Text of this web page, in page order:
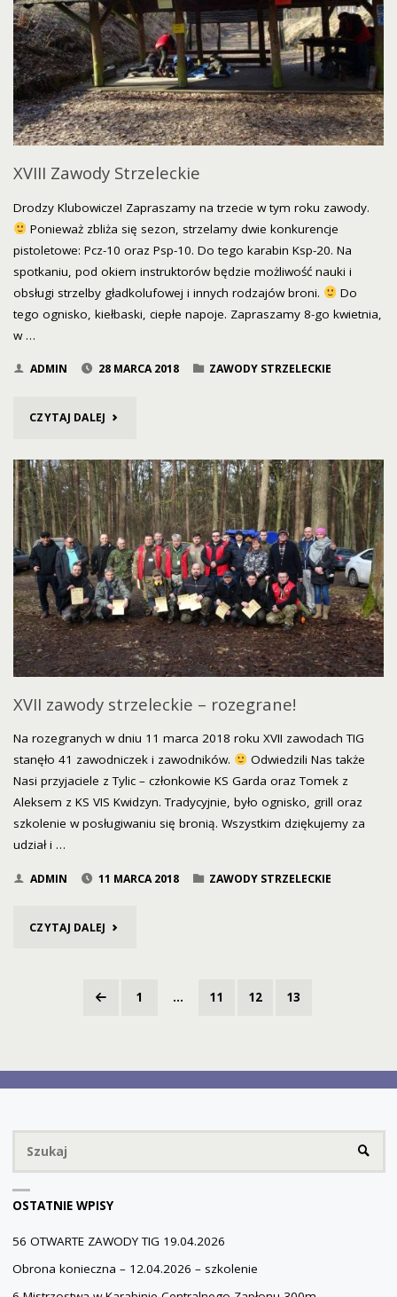
I
SĘDZIOWSKI!"
XVIII Zawody Strzeleckie
Drodzy Klubowicze! Zapraszamy na trzecie w tym roku zawody.
Ponieważ zbliża się sezon, strzelamy dwie konkurencje
pistoletowe: Pcz-10 oraz Psp-10. Do tego karabin Ksp-20. Na
spotkaniu, pod okiem instruktorów będzie możliwość nauki i
obsługi strzelby gładkolufowej i innych rodzajów broni.
Do
tego ognisko, kiełbaski, ciepłe napoje. Zapraszamy 8-go kwietnia,
w …
ADMIN 28 MARCA 2018 ZAWODY STRZELECKIE
CZYTAJ DALEJ "XVIII
STRZELECKIE"
XVII zawody strzeleckie – rozegrane!
Na rozegranych w dniu 11 marca 2018 roku XVII zawodach TIG
stanęło 41 zawodniczek i zawodników.
Odwiedzili Nas także
Nasi przyjaciele z Tylic – członkowie KS Garda oraz Tomek z
Aleksem z KS VIS Kwidzyn. Tradycyjnie, było ognisko, grill oraz
szkolenie w posługiwaniu się bronią. Wszystkim dziękujemy za
udział i …
ADMIN 11 MARCA 2018 ZAWODY STRZELECKIE
CZYTAJ DALEJ "XVII
STRZELECKIE
ROZEGRANE!"
wpisów
1 … 11 12 13
OSTATNIE WPISY
56 OTWARTE ZAWODY TIG 19.04.2026
Obrona konieczna – 12.04.2026 – szkolenie